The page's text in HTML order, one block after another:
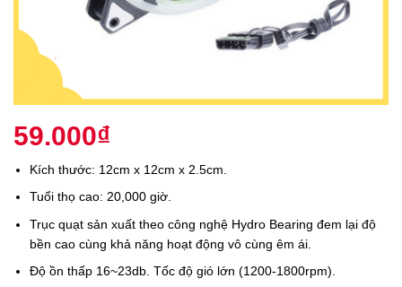
59.000₫
Kích thước: 12cm x 12cm x 2.5cm.
Tuổi thọ cao: 20,000 giờ.
Trục quạt sản xuất theo công nghệ Hydro Bearing đem lại độ
bền cao cùng khả năng hoạt động vô cùng êm ái.
Độ ồn thấp 16~23db. Tốc độ gió lớn (1200-1800rpm).